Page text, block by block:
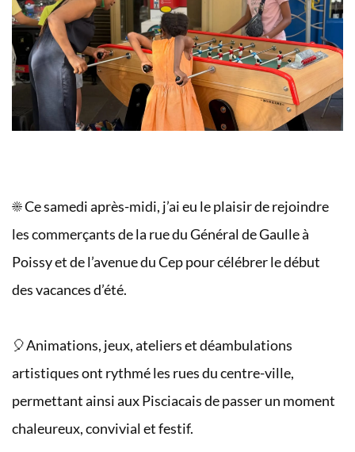
☀️ Ce samedi après-midi, j’ai eu le plaisir de rejoindre
les commerçants de la rue du Général de Gaulle à
Poissy et de l’avenue du Cep pour célébrer le début
des vacances d’été.
🎈Animations, jeux, ateliers et déambulations
artistiques ont rythmé les rues du centre-ville,
permettant ainsi aux Pisciacais de passer un moment
chaleureux, convivial et festif.